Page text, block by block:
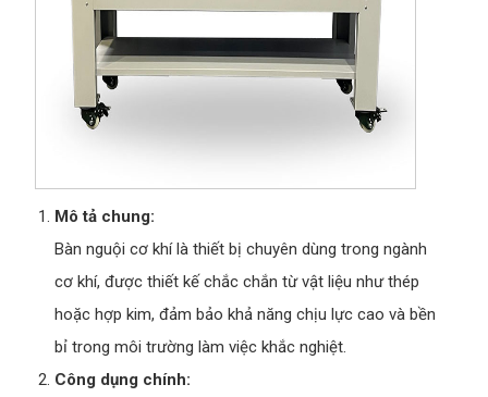
Mô tả chung:
Bàn nguội cơ khí là thiết bị chuyên dùng trong ngành
cơ khí, được thiết kế chắc chắn từ vật liệu như thép
hoặc hợp kim, đảm bảo khả năng chịu lực cao và bền
bỉ trong môi trường làm việc khắc nghiệt.
Công dụng chính: